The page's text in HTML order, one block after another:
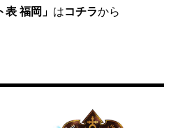
表 福岡」 はコチラから